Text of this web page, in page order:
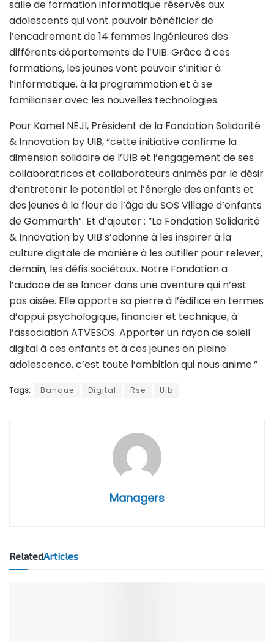
salle de formation informatique réservés aux
adolescents qui vont pouvoir bénéficier de
l’encadrement de 14 femmes ingénieures des
différents départements de l’UIB. Grâce à ces
formations, les jeunes vont pouvoir s’initier à
l’informatique, à la programmation et à se
familiariser avec les nouvelles technologies.
Pour Kamel NEJI, Président de la Fondation Solidarité
& Innovation by UIB, “cette initiative confirme la
dimension solidaire de l’UIB et l’engagement de ses
collaboratrices et collaborateurs animés par le désir
d’entretenir le potentiel et l’énergie des enfants et
des jeunes à la fleur de l’âge du SOS Village d’enfants
de Gammarth”. Et d’ajouter : “La Fondation Solidarité
& Innovation by UIB s’adonne à les inspirer à la
culture digitale de manière à les outiller pour relever,
demain, les défis sociétaux. Notre Fondation a
l’audace de se lancer dans une aventure qui n’est
pas aisée. Elle apporte sa pierre à l’édifice en termes
d’appui psychologique, financier et technique, à
l’association ATVESOS. Apporter un rayon de soleil
digital à ces enfants et à ces jeunes en pleine
adolescence, c’est toute l’ambition qui nous anime.”
Tags: Banque Digital Rse Uib
Managers
RelatedArticles